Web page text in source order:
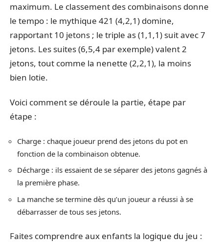
maximum. Le classement des combinaisons donne
le tempo : le mythique 421 (4,2,1) domine,
rapportant 10 jetons ; le triple as (1,1,1) suit avec 7
jetons. Les suites (6,5,4 par exemple) valent 2
jetons, tout comme la nenette (2,2,1), la moins
bien lotie.
Voici comment se déroule la partie, étape par
étape :
Charge : chaque joueur prend des jetons du pot en
fonction de la combinaison obtenue.
Décharge : ils essaient de se séparer des jetons gagnés à
la première phase.
La manche se termine dès qu’un joueur a réussi à se
débarrasser de tous ses jetons.
Faites comprendre aux enfants la logique du jeu :